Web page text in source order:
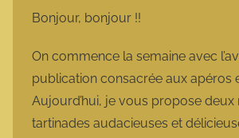
o
t
t
Bonjour, bonjour !!
On commence la semaine avec
publication consacrée aux apéros
Aujourd’hui, je vous propose deux
tartinades audacieuses et